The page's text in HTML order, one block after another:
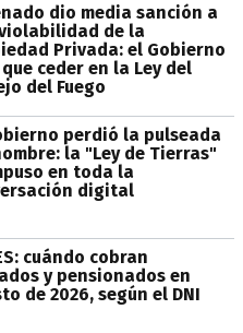
dio media sanción a
de la
Privada: el Gobierno
ceder en la Ley del
del Fuego
perdió la pulseada
la "Ley de Tierras"
en toda la
digital
cuándo cobran
y pensionados en
de 2026, según el DNI